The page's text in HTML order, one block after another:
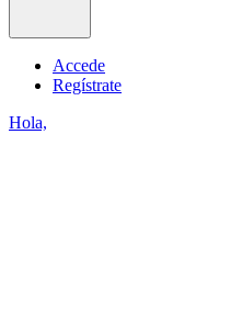
Accede
Regístrate
Hola,